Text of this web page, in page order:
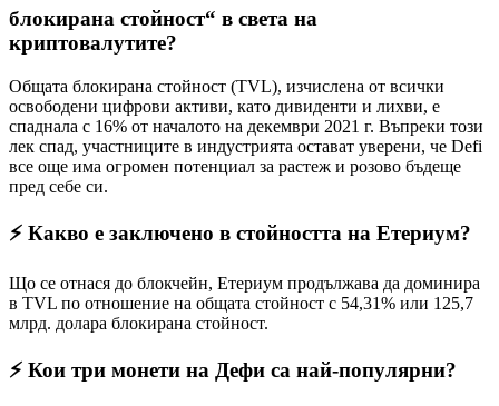
блокирана стойност“ в света на
криптовалутите?
Общата блокирана стойност (TVL), изчислена от всички
освободени цифрови активи, като дивиденти и лихви, е
спаднала с 16% от началото на декември 2021 г. Въпреки този
лек спад, участниците в индустрията остават уверени, че Defi
все още има огромен потенциал за растеж и розово бъдеще
пред себе си.
⚡️ Какво е заключено в стойността на Етериум?
Що се отнася до блокчейн, Етериум продължава да доминира
в TVL по отношение на общата стойност с 54,31% или 125,7
млрд. долара блокирана стойност.
⚡️ Кои три монети на Дефи са най-популярни?